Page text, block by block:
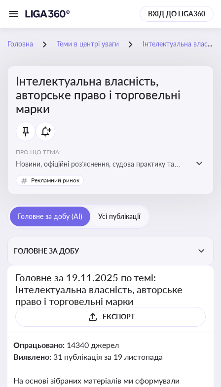
ВХІД ДО LIGA360
Головна Теми в центрі уваги Інтелектуальна власність, авторське право і торговельні марки
Інтелектуальна власність,
авторське право і торговельні
марки
ПРО ЩО ТЕМА:
Новини, офіційні роз’яснення, судова практику та
експертні матеріали, що стосуються авторського
права, реєстрації та захисту торговельних марок,
власності, а також змін у законодавстві у цій сфері
Рекламний ринок
Головне за добу (AI) Усі публікації
ГОЛОВНЕ ЗА ДОБУ
Головне за 19.11.2025 по темі:
Інтелектуальна власність, авторське
право і торговельні марки
ЕКСПОРТ
Опрацьовано: 14340 джерел
Виявлено: 31 публікація за 19 листопада
На основі зібраних матеріалів ми сформували